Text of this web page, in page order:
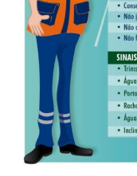
núcleos.
A investigação
atribuído à liderança
celulares diferentes
2026. A alternância
adaptação
penitenciários,
comunicações
da prática de
suspensão das
empresa, a
das máquinas de
equipamentos
Investigação
O inquérito